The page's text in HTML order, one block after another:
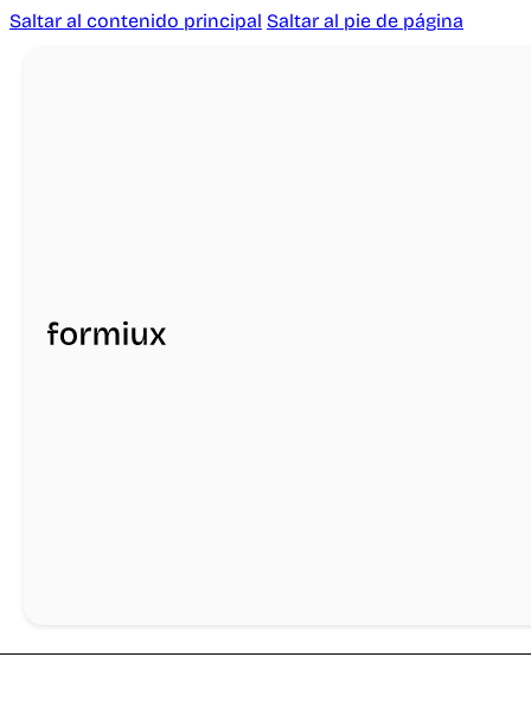
Saltar al contenido principal Saltar al pie de página